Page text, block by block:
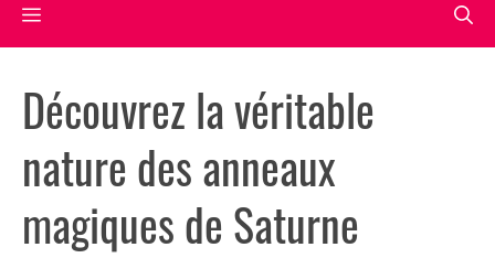
Menu
Découvrez la véritable
nature des anneaux
magiques de Saturne